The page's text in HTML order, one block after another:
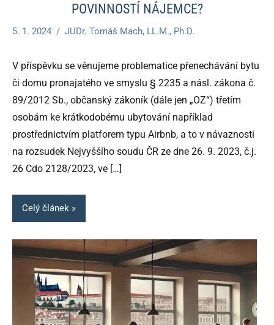
POVINNOSTÍ NÁJEMCE?
5. 1. 2024 JUDr. Tomáš Mach, LL.M., Ph.D.
V příspěvku se věnujeme problematice přenechávání bytu
či domu pronajatého ve smyslu § 2235 a násl. zákona č.
89/2012 Sb., občanský zákoník (dále jen „OZ“) třetím
osobám ke krátkodobému ubytování například
prostřednictvím platforem typu Airbnb, a to v návaznosti
na rozsudek Nejvyššího soudu ČR ze dne 26. 9. 2023, č.j.
26 Cdo 2128/2023, ve […]
Celý článek